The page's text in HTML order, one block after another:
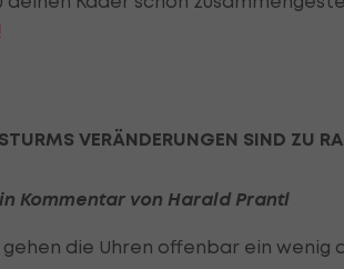
VERÄNDERUNGEN SIND ZU
Kommentar von Harald Prantl
gehen die Uhren offenbar ein